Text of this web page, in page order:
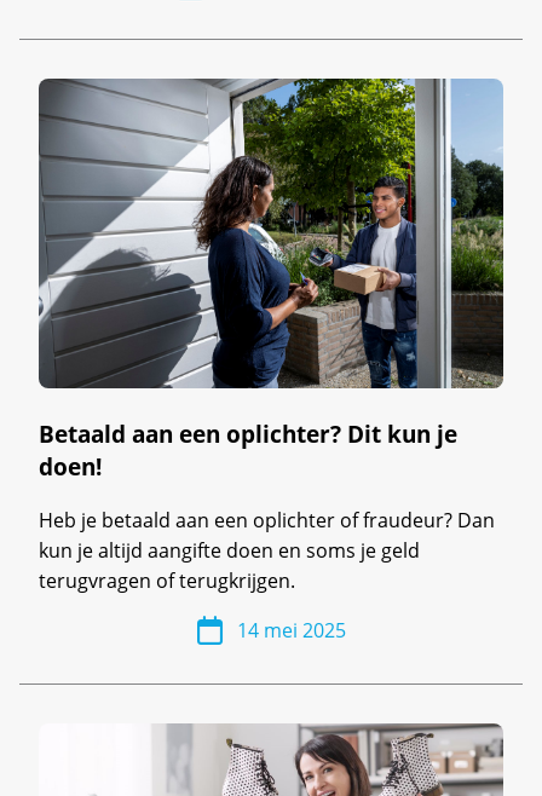
Betaald aan een oplichter? Dit kun je
doen!
Heb je betaald aan een oplichter of fraudeur? Dan
kun je altijd aangifte doen en soms je geld
terugvragen of terugkrijgen.
14 mei 2025